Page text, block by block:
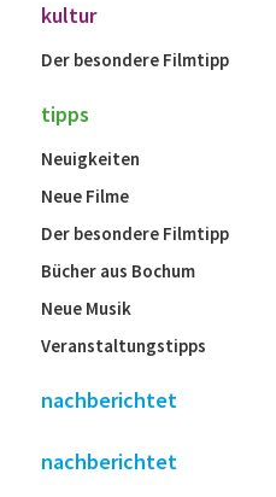
kultur
Der besondere Filmtipp
tipps
Neuigkeiten
Neue Filme
Der besondere Filmtipp
Bücher aus Bochum
Neue Musik
Veranstaltungstipps
nachberichtet
nachberichtet